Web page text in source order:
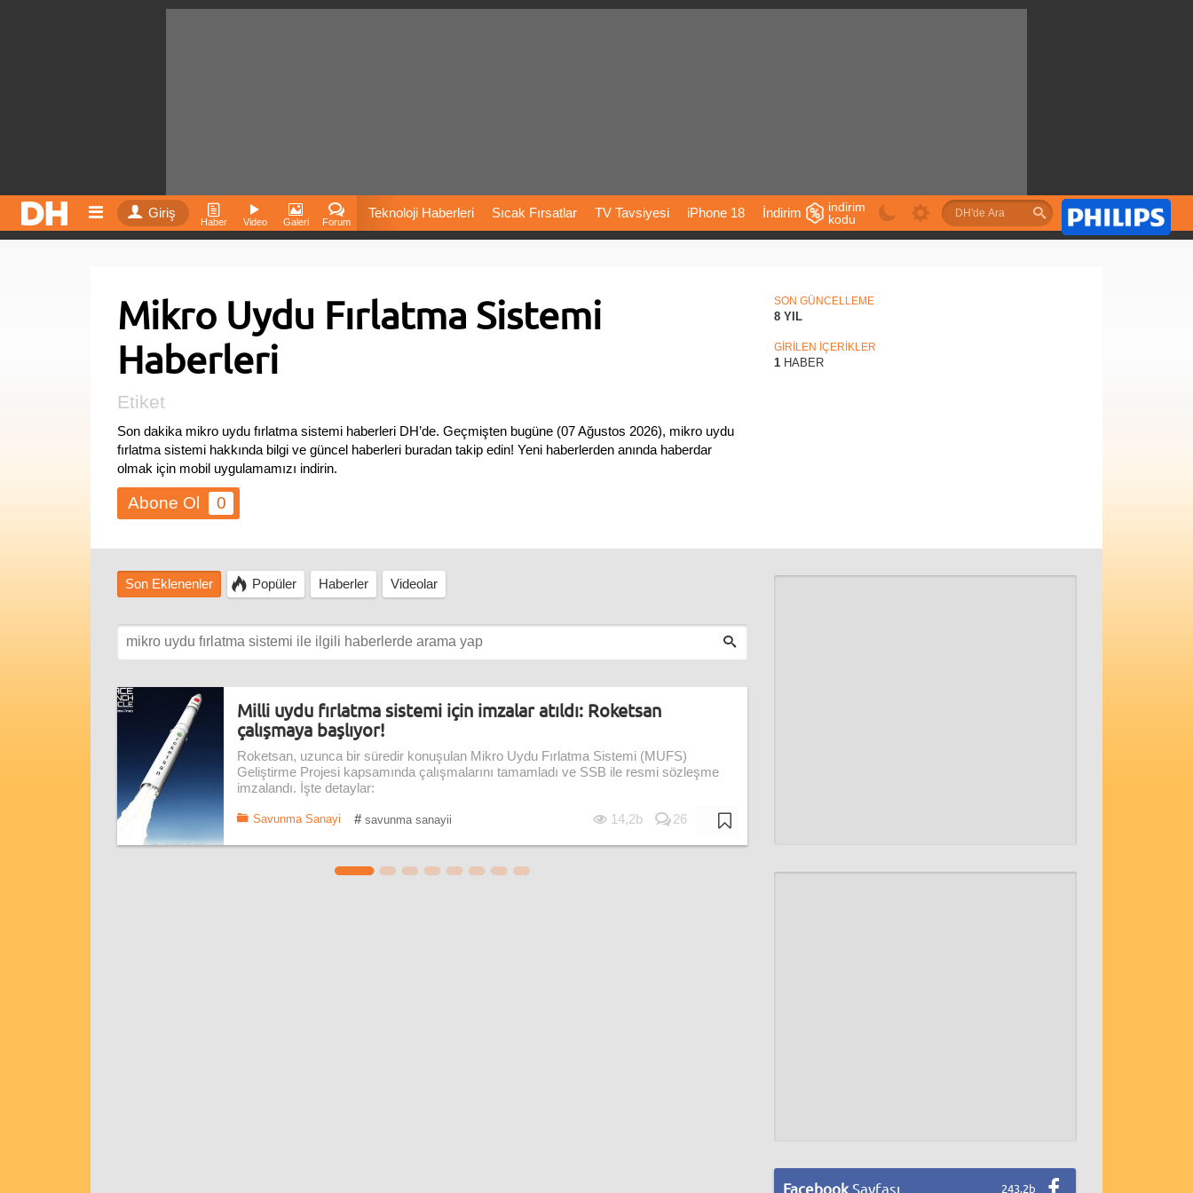
Giriş
Haber Video Galeri Forum
Teknoloji Haberleri Sıcak Fırsatlar TV Tavsiyesi iPhone 18 İndirim
Fiyatları Vizyondaki Filmler Önerileri
indirim
kodu
Mikro Uydu Fırlatma Sistemi
Haberleri
Etiket
Son dakika mikro uydu fırlatma sistemi haberleri DH’de. Geçmişten bugüne (07 Ağustos 2026), mikro uydu
fırlatma sistemi hakkında bilgi ve güncel haberleri buradan takip edin! Yeni haberlerden anında haberdar
olmak için mobil uygulamamızı indirin.
0
SON GÜNCELLEME
8 YIL
GİRİLEN İÇERİKLER
1 HABER
Son Eklenenler Popüler Haberler Videolar
Milli uydu fırlatma sistemi için imzalar atıldı: Roketsan
çalışmaya başlıyor!
Roketsan, uzunca bir süredir konuşulan Mikro Uydu Fırlatma Sistemi (MUFS)
Geliştirme Projesi kapsamında çalışmalarını tamamladı ve SSB ile resmi sözleşme
imzalandı. İşte detaylar:
Savunma Sanayi # savunma sanayii 14,2b 26
Facebook Sayfası 243,2b